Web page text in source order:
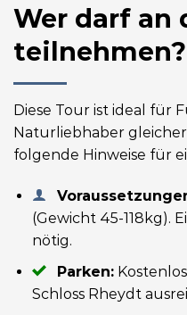
Wer darf an
teilnehmen?
Diese Tour ist ideal für
Naturliebhaber
folgende Hinweise für
(Gewicht 45-118kg).
nötig.
Parken:
Schloss Rheydt